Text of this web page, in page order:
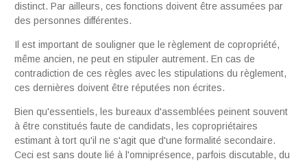
distinct. Par ailleurs, ces fonctions doivent être assumées par
des personnes différentes.
Il est important de souligner que le règlement de copropriété,
même ancien, ne peut en stipuler autrement. En cas de
contradiction de ces règles avec les stipulations du règlement,
ces dernières doivent être réputées non écrites.
Bien qu'essentiels, les bureaux d'assemblées peinent souvent
à être constitués faute de candidats, les copropriétaires
estimant à tort qu'il ne s'agit que d'une formalité secondaire.
Ceci est sans doute lié à l'omniprésence, parfois discutable, du